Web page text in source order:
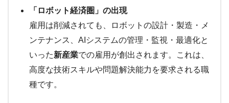
「ロボット経済圏」の出現
雇用は削減されても、ロボットの設計・製造・メ
ンテナンス、AIシステムの管理・監視・最適化と
いった新産業での雇用が創出されます。これは、
高度な技術スキルや問題解決能力を要求される職
種です。